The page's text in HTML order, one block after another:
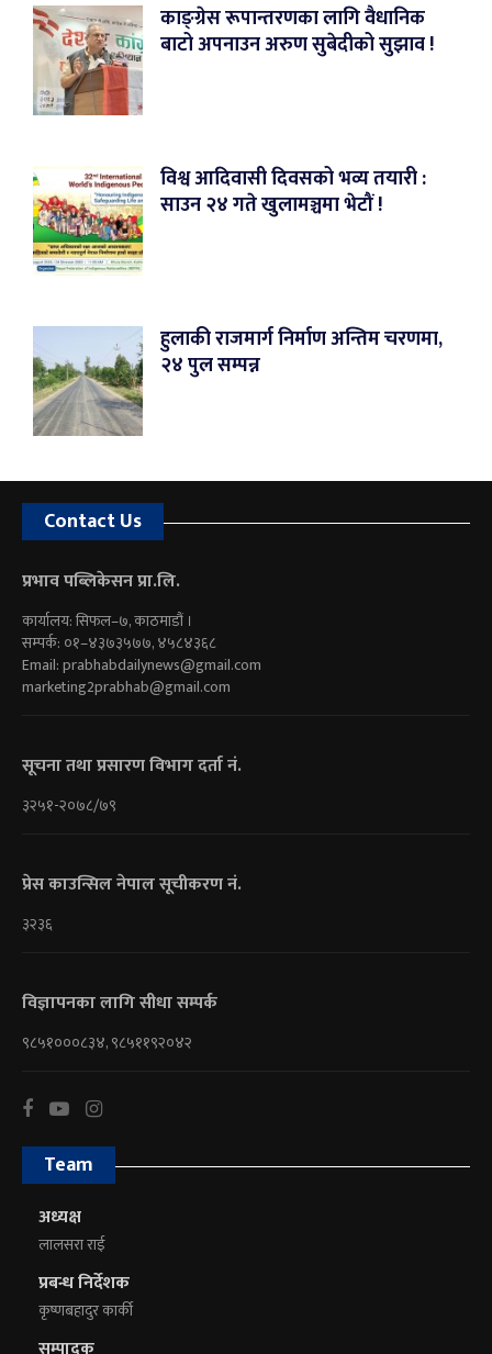
काङ्ग्रेस रूपान्तरणका लागि वैधानिक
बाटो अपनाउन अरुण सुबेदीको सुझाव !
विश्व आदिवासी दिवसको भव्य तयारी :
साउन २४ गते खुलामञ्चमा भेटौं !
हुलाकी राजमार्ग निर्माण अन्तिम चरणमा,
२४ पुल सम्पन्न
Contact Us
प्रभाव पब्लिकेसन प्रा.लि.
कार्यालय: सिफल–७, काठमाडौं ।
सम्पर्क: ०१–४३७३५७७, ४५८४३६८
Email:prabhabdailynews@gmail.com
marketing2prabhab@gmail.com
सूचना तथा प्रसारण विभाग दर्ता नं.
३२५१-२०७८/७९
प्रेस काउन्सिल नेपाल सूचीकरण नं.
३२३६
विज्ञापनका लागि सीधा सम्पर्क
९८५१०००८३४, ९८५११९२०४२
Team
अध्यक्ष
लालसरा राई
प्रबन्ध निर्देशक
कृष्णबहादुर कार्की